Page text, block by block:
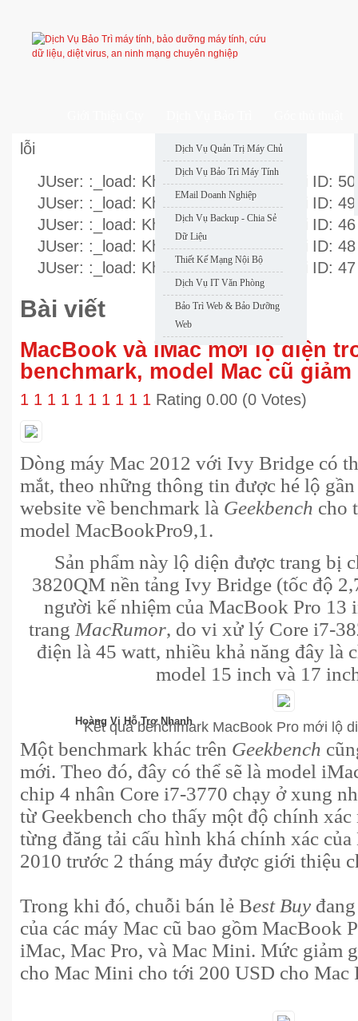
Dịch Vụ Quản Trị Máy Chủ
Dịch Vụ Bảo Trì Máy Tính
EMail Doanh Nghiệp
Dịch Vụ Backup - Chia Sẻ
Dữ Liệu
Thiết Kế Mạng Nội Bộ
Dịch Vụ IT Văn Phòng
Bảo Trì Web & Bảo Dưỡng
Web
lỗi
JUser: :_load: Không thể nạp user với ID: 50
JUser: :_load: Không thể nạp user với ID: 49
JUser: :_load: Không thể nạp user với ID: 46
JUser: :_load: Không thể nạp user với ID: 48
JUser: :_load: Không thể nạp user với ID: 47
Bài viết
MacBook và iMac mới lộ diện
benchmark, model Mac cũ
1 1 1 1 1 1 1 1 1 1 Rating 0.00 (0 Votes)
Dòng máy Mac 2012 với Ivy Bridge có
mắt, theo những thông tin được hé lộ
website về benchmark là Geekbench cho
model MacBookPro9,1.
Sản phẩm này lộ diện được trang bị
3820QM nền tảng Ivy Bridge (tốc độ
người kế nhiệm của MacBook Pro 13
trang MacRumor, do vi xử lý Core i7-
điện là 45 watt, nhiều khả năng đây là
model 15 inch và 17
Kết quả benchmark MacBook Pro mới lộ
Một benchmark khác trên Geekbench
mới. Theo đó, đây có thể sẽ là model
chip 4 nhân Core i7-3770 chạy ở xung
từ Geekbench cho thấy một độ chính
từng đăng tải cấu hình khá chính xác
2010 trước 2 tháng máy được giới thiệu
Trong khi đó, chuỗi bán lẻ Best Buy
của các máy Mac cũ bao gồm MacBook
iMac, Mac Pro, và Mac Mini. Mức giảm
cho Mac Mini cho tới 200 USD cho Mac
Hoàng Vi Hỗ Trợ Nhanh